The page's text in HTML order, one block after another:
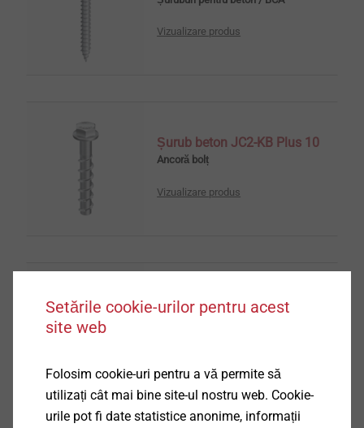
Vizualizare produs
Șurub beton JC2-KB Plus 10
Ancoră bolț
Vizualizare produs
Șurub beton JC2-KB Plus
Setările cookie-urilor pentru acest
site web
Folosim cookie-uri pentru a vă permite să
utilizați cât mai bine site-ul nostru web. Cookie-
urile pot fi date statistice anonime, informații